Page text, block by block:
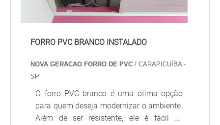
FORRO PVC BRANCO INSTALADO
NOVA GERACAO FORRO DE PVC/ CARAPICUÍBA -
SP
O forro PVC branco é uma ótima opção
para quem deseja modernizar o ambiente.
Além de ser resistente, ele é fácil de